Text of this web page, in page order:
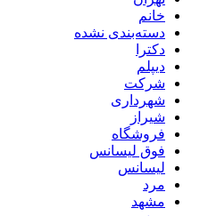
خانم
دسته‌بندی نشده
دکترا
دیپلم
شرکت
شهرداری
شیراز
فروشگاه
فوق لیسانس
لیسانس
مرد
مشهد